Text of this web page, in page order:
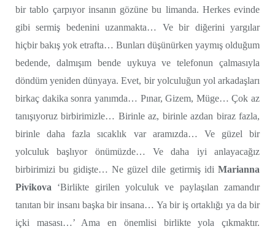
bir tablo çarpıyor insanın gözüne bu limanda. Herkes evinde
gibi sermiş bedenini uzanmakta… Ve bir diğerini yargılar
hiçbir bakış yok etrafta… Bunları düşünürken yaymış olduğum
bedende, dalmışım bende uykuya ve telefonun çalmasıyla
döndüm yeniden dünyaya. Evet, bir yolculuğun yol arkadaşları
birkaç dakika sonra yanımda… Pınar, Gizem, Müge… Çok az
tanışıyoruz birbirimizle… Birinle az, birinle azdan biraz fazla,
birinle daha fazla sıcaklık var aramızda… Ve güzel bir
yolculuk başlıyor önümüzde… Ve daha iyi anlayacağız
birbirimizi bu gidişte… Ne güzel dile getirmiş idi Marianna
Pivikova ‘Birlikte girilen yolculuk ve paylaşılan zamandır
tanıtan bir insanı başka bir insana… Ya bir iş ortaklığı ya da bir
içki masası…’ Ama en önemlisi birlikte yola çıkmaktır.